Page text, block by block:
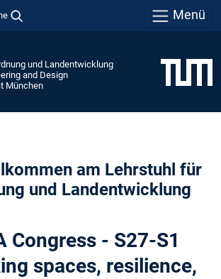
Menü
und Landentwicklung
and Design
München
am Lehrstuhl für
und Landentwicklung
Congress - S27-S1
spaces, resilience,